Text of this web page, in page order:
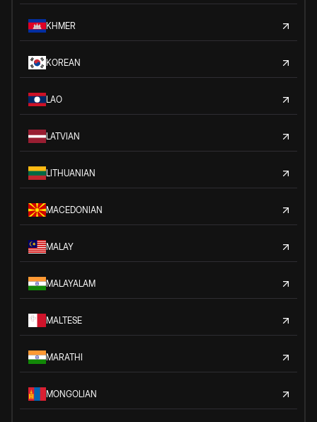
KHMER
KOREAN
LAO
LATVIAN
LITHUANIAN
MACEDONIAN
MALAY
MALAYALAM
MALTESE
MARATHI
MONGOLIAN